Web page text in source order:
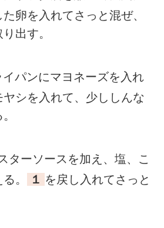
卵を入れてさっと混ぜ、
出す。
パンにマヨネーズを入れ
シを入れて、少ししんな
ターソースを加え、塩、こ
。
１ を戻し入れてさっと